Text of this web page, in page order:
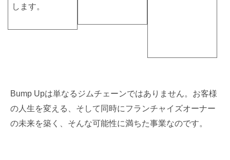
します。
Bump Upは単なるジムチェーンではありません。お客様
の人生を変える、そして同時にフランチャイズオーナー
の未来を築く、そんな可能性に満ちた事業なのです。